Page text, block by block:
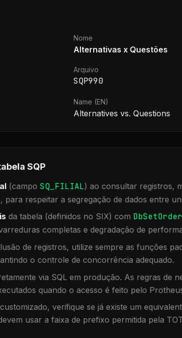
Nome
Alternativas x Questões
Arquivo
SQP990
Name (EN)
Alternatives vs. Questions
SQP
(campo SQ_FILIAL) ao consultar registros,
respeitar a segregação de dados entre
da tabela (definidos no SIX) com
completas e degradação de
de registros, utilize sempre as funções
o controle de concorrência adequado.
via SQL em produção. As regras de
quando o acesso é feito pelo
verifique se já existe um
usar a faixa de prefixo permitida pela